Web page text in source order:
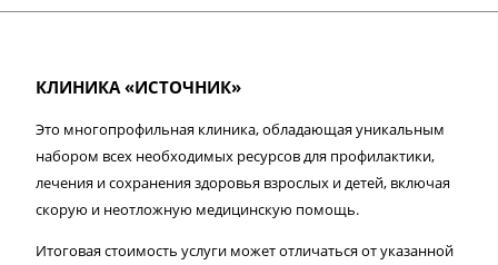
КЛИНИКА «ИСТОЧНИК»
Это многопрофильная клиника, обладающая уникальным
набором всех необходимых ресурсов для профилактики,
лечения и сохранения здоровья взрослых и детей, включая
скорую и неотложную медицинскую помощь.
Итоговая стоимость услуги может отличаться от указанной